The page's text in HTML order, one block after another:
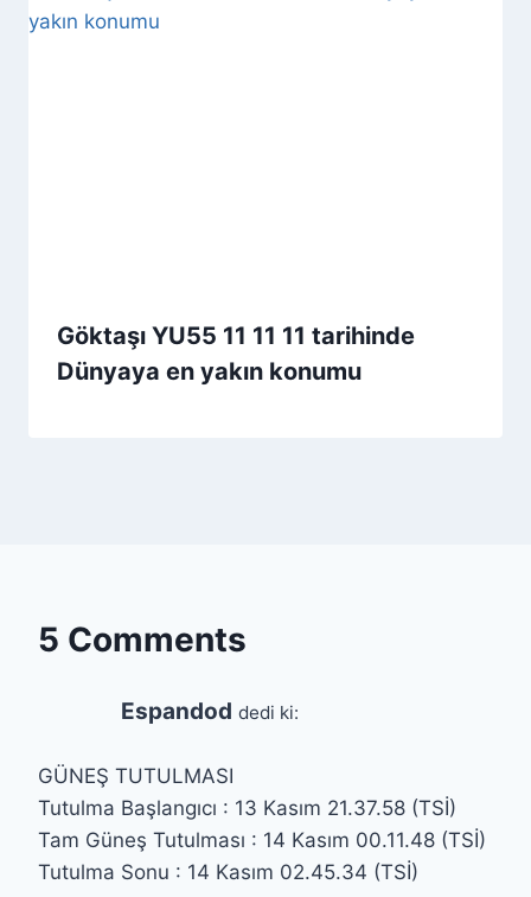
Göktaşı YU55 11 11 11 tarihinde
Dünyaya en yakın konumu
5 Comments
Espandod dedi ki:
GÜNEŞ TUTULMASI
Tutulma Başlangıcı : 13 Kasım 21.37.58 (TSİ)
Tam Güneş Tutulması : 14 Kasım 00.11.48 (TSİ)
Tutulma Sonu : 14 Kasım 02.45.34 (TSİ)